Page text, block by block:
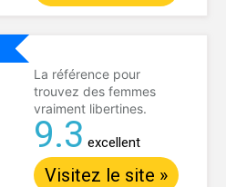
La référence pour
trouvez des femmes
vraiment libertines.
9.3 excellent
Visitez le site »